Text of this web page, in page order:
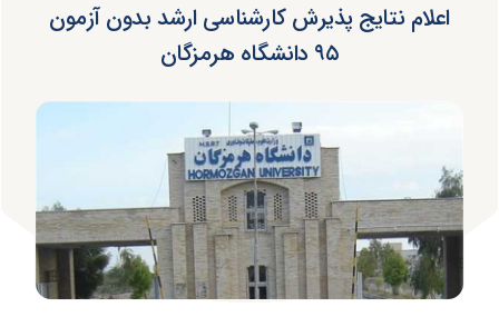
اعلام نتایج پذیرش کارشناسی ارشد بدون آزمون
۹۵ دانشگاه هرمزگان